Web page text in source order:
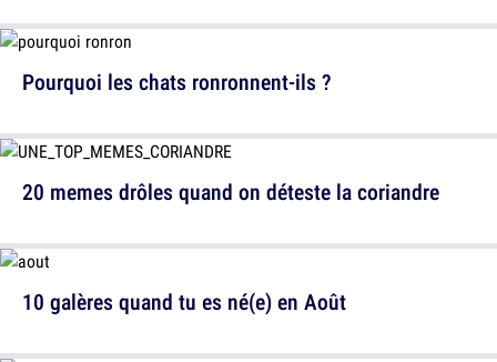
Pourquoi les chats ronronnent-ils ?
10 galères quand tu es né(e) en Août
20 memes drôles quand on déteste la coriandre